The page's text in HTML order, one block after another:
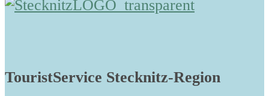
TouristService Stecknitz-Region